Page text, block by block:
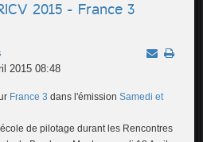
2015 - France 3
2015 08:48
France 3 dans l'émissionSamedi et
de pilotage durant les Rencontres